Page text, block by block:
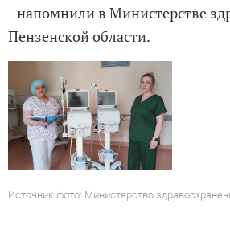
- напомнили в Министерстве
Пензенской области.
Источник фото: Министерство